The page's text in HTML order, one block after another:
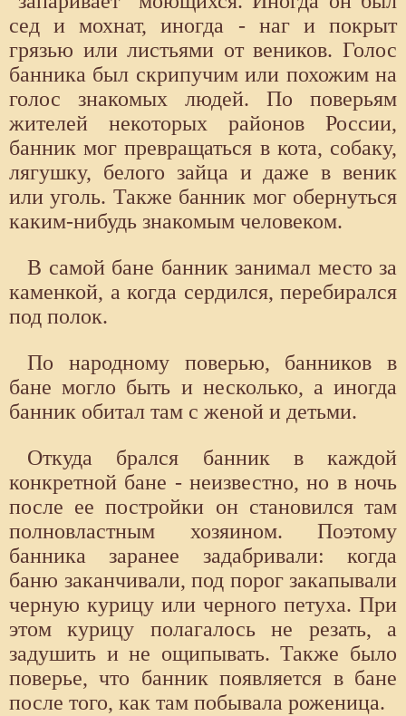
сед и мохнат, иногда - наг и покрыт
грязью или листьями от веников. Голос
банника был скрипучим или похожим на
голос знакомых людей. По поверьям
жителей некоторых районов России,
банник мог превращаться в кота, собаку,
лягушку, белого зайца и даже в веник
или уголь. Также банник мог обернуться
каким-нибудь знакомым человеком.
В самой бане банник занимал место за
каменкой, а когда сердился, перебирался
под полок.
По народному поверью, банников в
бане могло быть и несколько, а иногда
банник обитал там с женой и детьми.
Откуда брался банник в каждой
конкретной бане - неизвестно, но в ночь
после ее постройки он становился там
полновластным хозяином. Поэтому
банника заранее задабривали: когда
баню заканчивали, под порог закапывали
черную курицу или черного петуха. При
этом курицу полагалось не резать, а
задушить и не ощипывать. Также было
поверье, что банник появляется в бане
после того, как там побывала роженица.